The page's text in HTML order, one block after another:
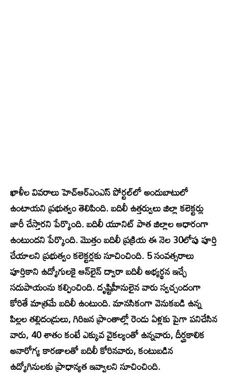
ఖాళీల వివరాలు హెచ్‌ఆర్‌ఎంఎస్‌ పోర్టల్‌లో అందుబాటులో
ఉంటాయని ప్రభుత్వం తెలిపింది. బదిలీ ఉత్తర్వులు జిల్లా కలెక్టర్లు
జారీ చేస్తారని పేర్కొంది. బదిలీ యూనిట్ పాత జిల్లాల ఆధారంగా
ఉంటుందని పేర్కొంది. మొత్తం బదిలీ ప్రక్రియ ఈ నెల 30లోపు పూర్తి
చేయాలని ప్రభుత్వం కలెక్టర్లకు సూచించింది. 5 సంవత్సరాలు
పూర్తికాని ఉద్యోగులకై ఆన్‌లైన్ ద్వారా బదిలీ అభ్యర్థన ఇచ్చే
సదుపాయంను కల్పించింది. దృష్టిహీనులైన వారు స్వచ్చందంగా
కోరితే మాత్రమే బదిలీ ఉంటుంది. మానసికంగా వెనుకబడి ఉన్న
పిల్లల తల్లిదండ్రులు, గిరిజన ప్రాంతాల్లో రెండు ఏళ్లకు పైగా పనిచేసిన
వారు, 40 శాతం కంటే ఎక్కువ వైకల్యంతో ఉన్నవారు, దీర్ఘకాలిక
అనారోగ్య కారణాలతో బదిలీ కోరినవారు, కంటుబడిన
ఉద్యోగినులకు ప్రాధాన్యత ఇవ్వాలని సూచించింది.